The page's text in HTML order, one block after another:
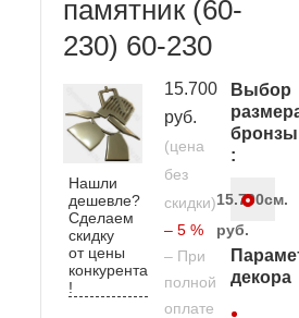
памятник (60-
230) 60-230
Нашли
дешевле?
Сделаем
скидку
от цены
конкурента
!
15.700
руб.
(цена
без
скидки)
– 5 %
– При
полной
оплате
Выбор
бронзы
:
15.700
руб.
см.
декора